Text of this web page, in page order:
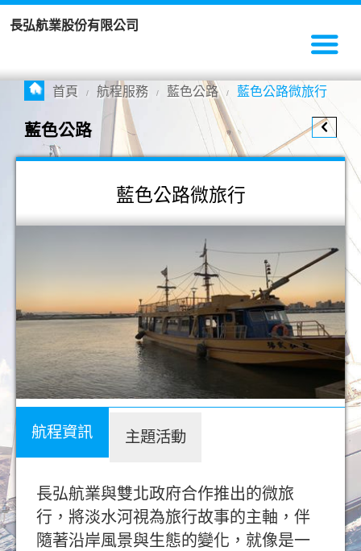
長弘航業股份有限公司
首頁 / 航程服務 / 藍色公路 / 藍色公路微旅行
藍色公路
藍色公路微旅行
航程資訊 主題活動
長弘航業與雙北政府合作推出的微旅
行，將淡水河視為旅行故事的主軸，伴
隨著沿岸風景與生態的變化，就像是一